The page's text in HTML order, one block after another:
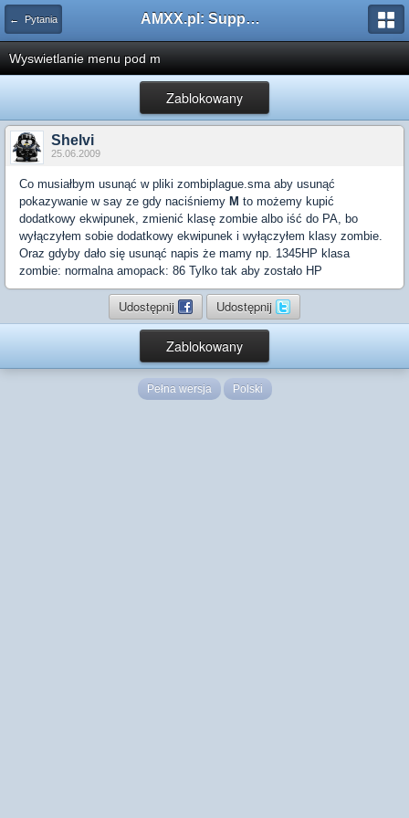
← Pytania AMXX.pl: Support AMX Mod X i SourceMod
Wyswietlanie menu pod m
Zablokowany
Shelvi
25.06.2009
Co musiałbym usunąć w pliki zombiplague.sma aby usunąć
pokazywanie w say ze gdy naciśniemy M to możemy kupić
dodatkowy ekwipunek, zmienić klasę zombie albo iść do PA, bo
wyłączyłem sobie dodatkowy ekwipunek i wyłączyłem klasy zombie.
Oraz gdyby dało się usunąć napis że mamy np. 1345HP klasa
zombie: normalna amopack: 86 Tylko tak aby zostało HP
Udostępnij Udostępnij
Zablokowany
Pełna wersja Polski